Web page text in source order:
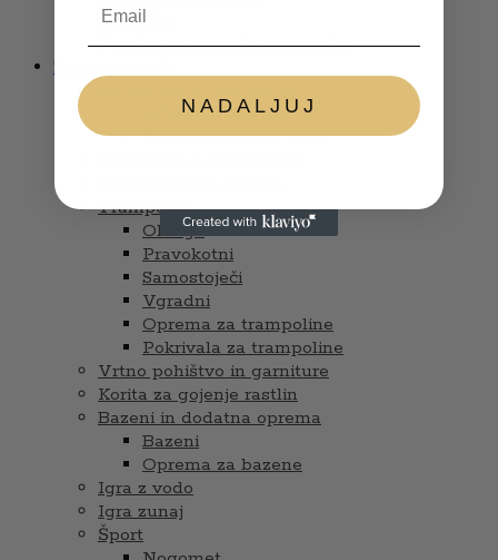
Glasbila
Punčke in dodatki za punčke
Hiške s tobogani
Zunanje otroške hiške
Trampolini
Okrogli
Pravokotni
Samostoječi
Vgradni
Oprema za trampoline
Pokrivala za trampoline
Vrtno pohištvo in garniture
Korita za gojenje rastlin
Bazeni in dodatna oprema
Bazeni
Oprema za bazene
Igra z vodo
Igra zunaj
Šport
NADALJUJ